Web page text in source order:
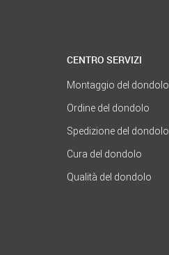
CENTRO SERVIZI
Montaggio del dondolo
Ordine del dondolo
Spedizione del dondolo
Cura del dondolo
Qualità del dondolo